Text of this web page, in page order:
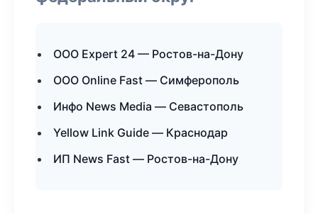
ООО Expert 24 — Ростов-на-Дону
ООО Online Fast — Симферополь
Инфо News Media — Севастополь
Yellow Link Guide — Краснодар
ИП News Fast — Ростов-на-Дону